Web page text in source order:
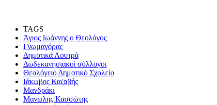
TAGS
Άγιος Ιωάννης ο Θεολόγος
Γνωμαγόρας
Δημοτικά Λουτρά
Δωδεκανησιακοί σύλλογοι
Θεολόγειο Δημοτικό Σχολείο
Ιάκωβος Καζαβής
Μανδράκι
Μανώλης Κασσώτης